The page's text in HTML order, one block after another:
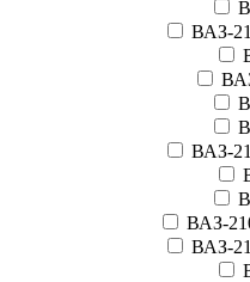
ВАЗ-
ВАЗ-
ВАЗ-
ВАЗ-